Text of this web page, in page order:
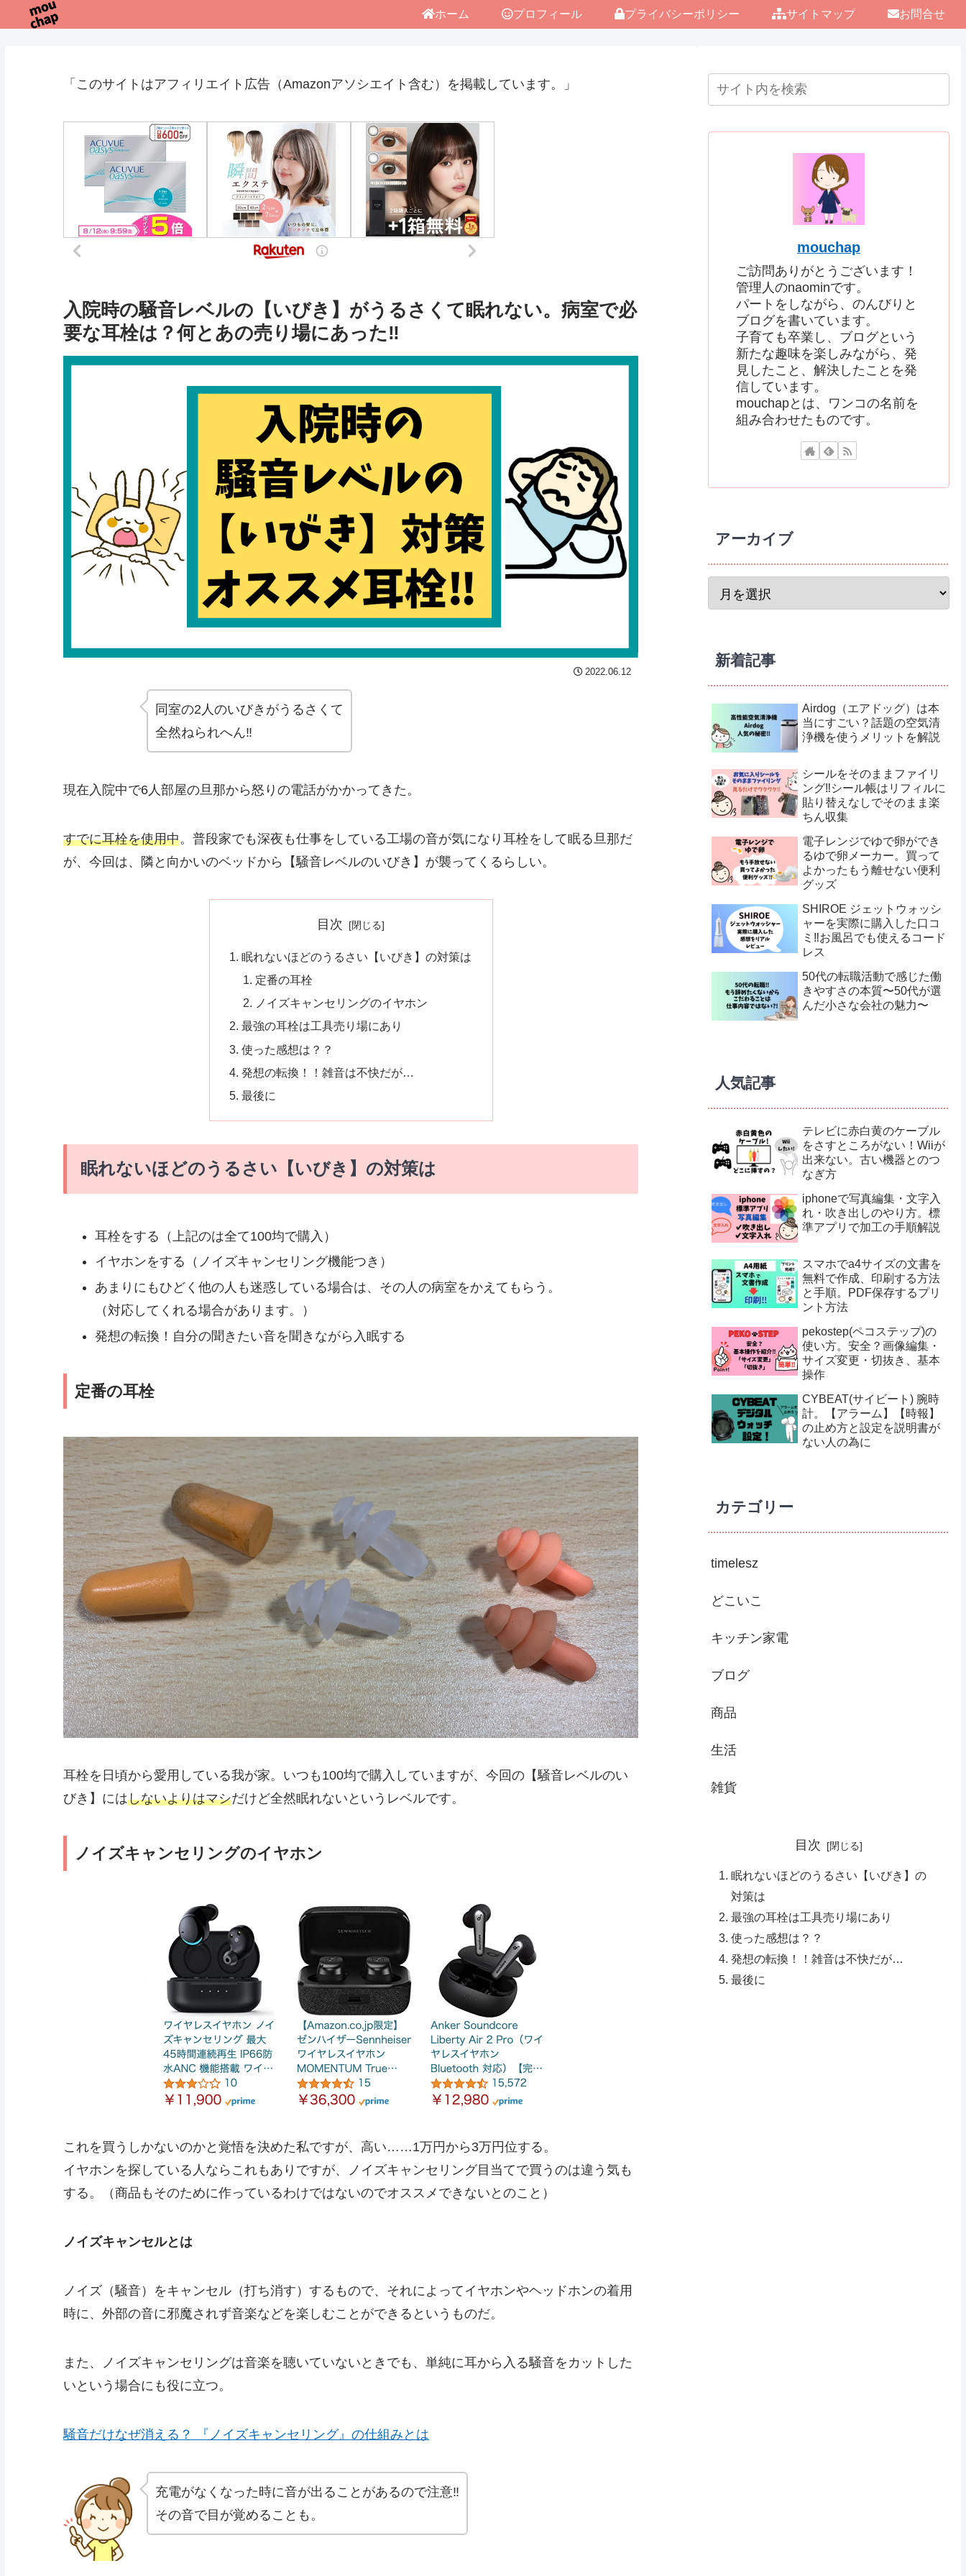
ホーム プロフィール プライバシーポリシー サイトマップ お問合せ
「このサイトはアフィリエイト広告（Amazonアソシエイト含む）を掲載しています。」
入院時の騒音レベルの【いびき】がうるさくて眠れない。病室で必
要な耳栓は？何とあの売り場にあった‼︎
2022.06.12
同室の2人のいびきがうるさくて
全然ねられへん‼︎
現在入院中で6人部屋の旦那から怒りの電話がかかってきた。
すでに耳栓を使用中。普段家でも深夜も仕事をしている工場の音が気になり耳栓をして眠る旦那だ
が、今回は、隣と向かいのベッドから【騒音レベルのいびき】が襲ってくるらしい。
目次
眠れないほどのうるさい【いびき】の対策は
定番の耳栓
ノイズキャンセリングのイヤホン
最強の耳栓は工具売り場にあり
使った感想は？？
発想の転換！！雑音は不快だが…
最後に
眠れないほどのうるさい【いびき】の対策は
耳栓をする（上記のは全て100均で購入）
イヤホンをする（ノイズキャンセリング機能つき）
あまりにもひどく他の人も迷惑している場合は、その人の病室をかえてもらう。
（対応してくれる場合があります。）
発想の転換！自分の聞きたい音を聞きながら入眠する
定番の耳栓
耳栓を日頃から愛用している我が家。いつも100均で購入していますが、今回の【騒音レベルのい
びき】にはしないよりはマシだけど全然眠れないというレベルです。
ノイズキャンセリングのイヤホン
これを買うしかないのかと覚悟を決めた私ですが、高い……1万円から3万円位する。
イヤホンを探している人ならこれもありですが、ノイズキャンセリング目当てで買うのは違う気も
する。（商品もそのために作っているわけではないのでオススメできないとのこと）
ノイズキャンセルとは
ノイズ（騒音）をキャンセル（打ち消す）するもので、それによってイヤホンやヘッドホンの着用
時に、外部の音に邪魔されず音楽などを楽しむことができるというものだ。
また、ノイズキャンセリングは音楽を聴いていないときでも、単純に耳から入る騒音をカットした
いという場合にも役に立つ。
騒音だけなぜ消える？ 『ノイズキャンセリング』の仕組みとは
充電がなくなった時に音が出ることがあるので注意‼︎
その音で目が覚めることも。
mouchap
ご訪問ありがとうございます！
管理人のnaominです。
パートをしながら、のんびりと
ブログを書いています。
子育ても卒業し、ブログという
新たな趣味を楽しみながら、発
見したこと、解決したことを発
信しています。
mouchapとは、ワンコの名前を
組み合わせたものです。
アーカイブ
新着記事
Airdog（エアドッグ）は本
当にすごい？話題の空気清
浄機を使うメリットを解説
シールをそのままファイリ
ング‼︎シール帳はリフィルに
貼り替えなしでそのまま楽
ちん収集
電子レンジでゆで卵ができ
るゆで卵メーカー。買って
よかったもう離せない便利
グッズ
SHIROE ジェットウォッシ
ャーを実際に購入した口コ
ミ‼︎お風呂でも使えるコード
レス
50代の転職活動で感じた働
きやすさの本質〜50代が選
んだ小さな会社の魅力〜
人気記事
テレビに赤白黄のケーブル
をさすところがない！Wiiが
出来ない。古い機器とのつ
なぎ方
iphoneで写真編集・文字入
れ・吹き出しのやり方。標
準アプリで加工の手順解説
スマホでa4サイズの文書を
無料で作成、印刷する方法
と手順。PDF保存するプリ
ント方法
pekostep(ペコステップ)の
使い方。安全？画像編集・
サイズ変更・切抜き、基本
操作
CYBEAT(サイビート) 腕時
計。【アラーム】【時報】
の止め方と設定を説明書が
ない人の為に
カテゴリー
timelesz
どこいこ
キッチン家電
ブログ
商品
生活
雑貨
目次
眠れないほどのうるさい【いびき】の
対策は
最強の耳栓は工具売り場にあり
使った感想は？？
発想の転換！！雑音は不快だが…
最後に